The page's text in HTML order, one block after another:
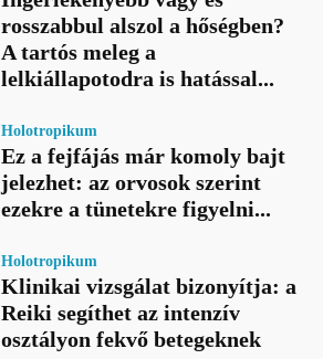
rosszabbul alszol a hőségben?
A tartós meleg a
lelkiállapotodra is hatással...
Holotropikum
Ez a fejfájás már komoly bajt
jelezhet: az orvosok szerint
ezekre a tünetekre figyelni...
Holotropikum
Klinikai vizsgálat bizonyítja: a
Reiki segíthet az intenzív
osztályon fekvő betegeknek